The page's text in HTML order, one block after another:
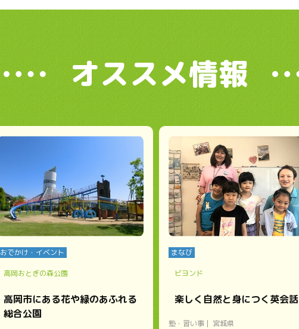
オススメ情報
おでかけ・イベント
高岡おとぎの森公園
高岡市にある花や緑のあふれる
総合公園
まなび
ビヨンド
楽しく自然と身につく英会話
塾・習い事 宮城県